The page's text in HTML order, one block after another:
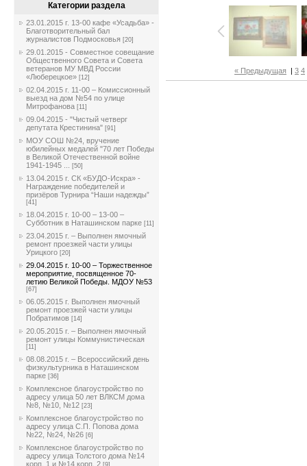
Категории раздела
23.01.2015 г. 13-00 кафе «Усадьба» -
Благотворительный бал
журналистов Подмосковья [20]
29.01.2015 - Совместное совещание
Общественного Совета и Совета
ветеранов МУ МВД России
«Люберецкое» [12]
02.04.2015 г. 11-00 – Комиссионный
выезд на дом №54 по улице
Митрофанова [11]
09.04.2015 - "Чистый четверг
депутата Крестинина" [91]
МОУ СОШ №24, вручение
юбилейных медалей "70 лет Победы
в Великой Отечественной войне
1941-1945 ...
[50]
13.04.2015 г. СК «БУДО-Искра» -
Награждение победителей и
призёров Турнира “Наши надежды”
[41]
18.04.2015 г. 10-00 – 13-00 –
Субботник в Наташинском парке [11]
23.04.2015 г. – Выполнен ямочный
ремонт проезжей части улицы
Урицкого [20]
29.04.2015 г. 10-00 – Торжественное
мероприятие, посвященное 70-
летию Великой Победы. МДОУ №53
[67]
06.05.2015 г. Выполнен ямочный
ремонт проезжей части улицы
Побратимов [14]
20.05.2015 г. – Выполнен ямочный
ремонт улицы Коммунистическая
[11]
08.08.2015 г. – Всероссийский день
физкультурника в Наташинском
парке [36]
Комплексное благоустройство по
адресу улица 50 лет ВЛКСМ дома
№8, №10, №12 [23]
Комплексное благоустройство по
адресу улица С.П. Попова дома
№22, №24, №26 [6]
Комплексное благоустройство по
адресу улица Толстого дома №14
корп. 1 и №14 корп. 2 [9]
« Предыдущая | 3 4